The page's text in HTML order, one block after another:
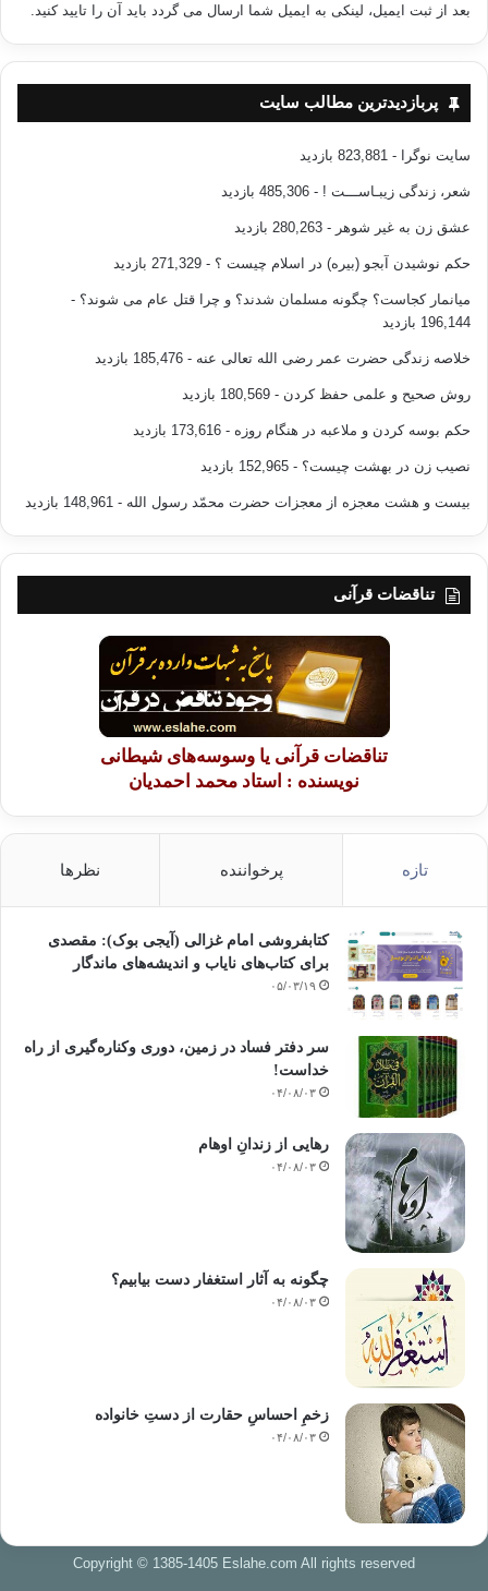
بعد از ثبت ایمیل، لینکی به ایمیل شما ارسال می گردد باید آن را تایید کنید.
پربازدیدترین مطالب سایت
سایت نوگرا - 823,881 بازدید
شعر، زندگی زیبـاســـت ! - 485,306 بازدید
عشق زن به غیر شوهر - 280,263 بازدید
حکم نوشیدن آبجو (بیره) در اسلام چیست ؟ - 271,329 بازدید
میانمار کجاست؟ چگونه مسلمان شدند؟ و چرا قتل عام می شوند؟ -
196,144 بازدید
خلاصه زندگی حضرت عمر رضی الله تعالی عنه - 185,476 بازدید
روش صحیح و علمی حفظ کردن - 180,569 بازدید
حکم بوسه کردن و ملاعبه در هنگام روزه - 173,616 بازدید
نصیب زن در بهشت چیست؟ - 152,965 بازدید
بیست و هشت معجزه از معجزات حضرت محمّد رسول الله - 148,961 بازدید
تناقضات قرآنی
تناقضات قرآنی یا وسوسه‌های شیطانی
نویسنده : استاد محمد احمدیان
تازه پرخواننده نظرها
کتابفروشی امام غزالی (آیجی بوک): مقصدی
برای کتاب‌های نایاب و اندیشه‌های ماندگار
۰۵/۰۳/۱۹
سر دفتر فساد در زمین‌، دوری وکناره‌گیری از راه
خداست‌!
۰۴/۰۸/۰۳
رهایی از زندانِ اوهام
۰۴/۰۸/۰۳
چگونه به آثار استغفار دست بیابیم؟
۰۴/۰۸/۰۳
زخمِ احساسِ حقارت از دستِ خانواده
۰۴/۰۸/۰۳
Copyright © 1385-1405 Eslahe.com All rights reserved